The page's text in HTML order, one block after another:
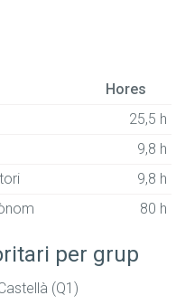
Hores
25,5 h
9,8 h
9,8 h
80 h
per grup
(Q1)